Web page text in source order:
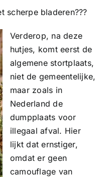
scherpe bladeren???
Verderop, na deze
hutjes, komt eerst de
algemene stortplaats,
niet de gemeentelijke,
maar zoals in
Nederland de
dumpplaats voor
illegaal afval. Hier
lijkt dat ernstiger,
omdat er geen
camouflage van